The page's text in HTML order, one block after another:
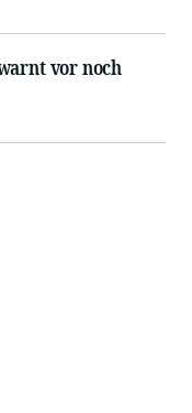
vor noch